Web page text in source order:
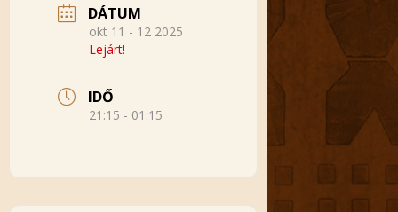
DÁTUM
okt 11 - 12 2025
Lejárt!
IDŐ
21:15 - 01:15